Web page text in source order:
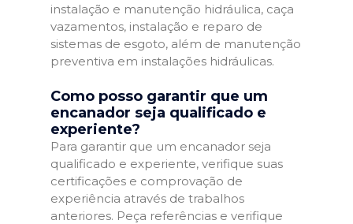
instalação e manutenção hidráulica, caça
vazamentos, instalação e reparo de
sistemas de esgoto, além de manutenção
preventiva em instalações hidráulicas.
Como posso garantir que um
encanador seja qualificado e
experiente?
Para garantir que um encanador seja
qualificado e experiente, verifique suas
certificações e comprovação de
experiência através de trabalhos
anteriores. Peça referências e verifique